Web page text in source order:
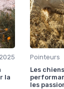
la
Pointeurs
Les
les